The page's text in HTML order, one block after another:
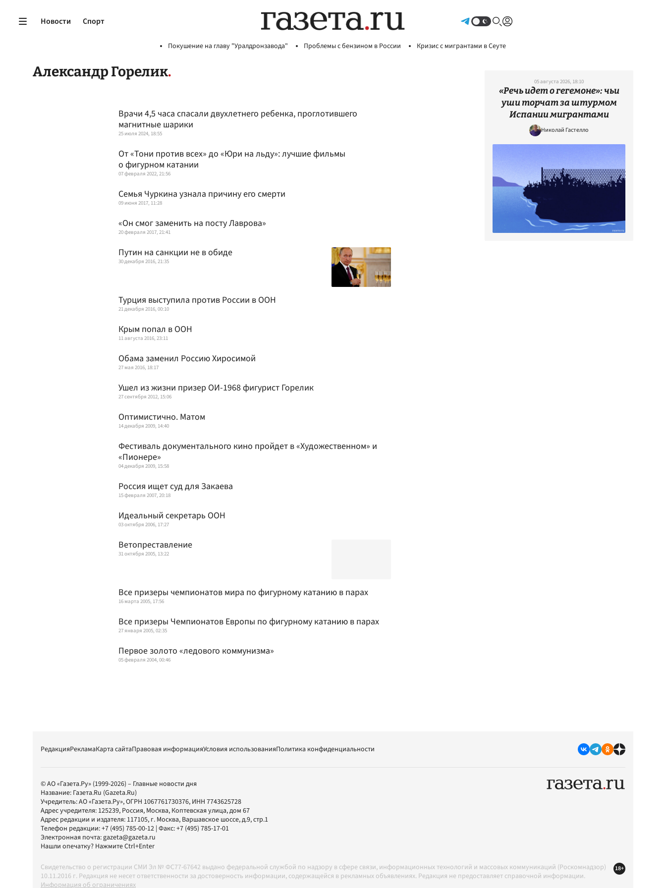
Новости Спорт
Покушение на главу "Уралдронзавода" Проблемы с бензином в России Кризис с мигрантами в Сеуте
Александр Горелик
Врачи 4,5 часа спасали двухлетнего ребенка, проглотившего
магнитные шарики
25 июля 2024, 18:55
От «Тони против всех» до «Юри на льду»: лучшие фильмы
о фигурном катании
07 февраля 2022, 21:56
Семья Чуркина узнала причину его смерти
09 июня 2017, 11:28
«Он смог заменить на посту Лаврова»
20 февраля 2017, 21:41
Путин на санкции не в обиде
30 декабря 2016, 21:35
Турция выступила против России в ООН
21 декабря 2016, 00:10
Крым попал в ООН
11 августа 2016, 23:11
Обама заменил Россию Хиросимой
27 мая 2016, 18:17
Ушел из жизни призер ОИ-1968 фигурист Горелик
27 сентября 2012, 15:06
Оптимистично. Матом
14 декабря 2009, 14:40
Фестиваль документального кино пройдет в «Художественном» и
«Пионере»
04 декабря 2009, 15:58
Россия ищет суд для Закаева
15 февраля 2007, 20:18
Идеальный секретарь ООН
03 октября 2006, 17:27
Ветопреставление
31 октября 2005, 13:22
Все призеры чемпионатов мира по фигурному катанию в парах
16 марта 2005, 17:56
Все призеры Чемпионатов Европы по фигурному катанию в парах
27 января 2005, 02:35
Первое золото «ледового коммунизма»
05 февраля 2004, 00:46
05 августа 2026, 18:10
«Речь идет о гегемоне»: чьи
уши торчат за штурмом
Испании мигрантами
Николай Гастелло
РедакцияРекламаКарта сайтаПравовая информацияУсловия использованияПолитика конфиденциальности
© АО «Газета.Ру» (1999-2026) – Главные новости дня
Название: Газета.Ru (Gazeta.Ru)
Учредитель:АО «Газета.Ру», ОГРН 1067761730376, ИНН 7743625728
Адрес учредителя: 125239, Россия, Москва, Коптевская улица, дом 67
Адрес редакции и издателя: 117105, г. Москва, Варшавское шоссе, д.9, стр.1
Телефон редакции:+7 (495) 785-00-12 | Факс:+7 (495) 785-17-01
Электронная почта:gazeta@gazeta.ru
Нашли опечатку? Нажмите Ctrl+Enter
Свидетельство о регистрации СМИ Эл № ФС77-67642 выдано федеральной службой по надзору в сфере связи, информационных технологий и массовых коммуникаций (Роскомнадзор)
10.11.2016 г. Редакция не несет ответственности за достоверность информации, содержащейся в рекламных объявлениях. Редакция не предоставляет справочной информации.
Информация об ограничениях
18+